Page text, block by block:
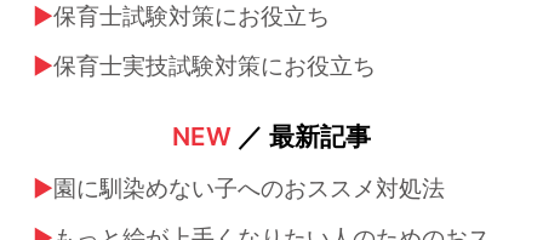
保育士試験対策にお役立ち
保育士実技試験対策にお役立ち
NEW ／ 最新記事
園に馴染めない子へのおススメ対処法